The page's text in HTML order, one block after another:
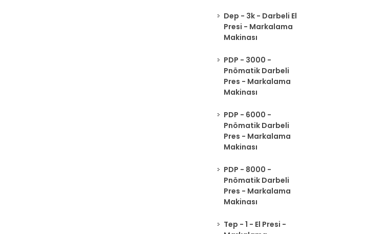
Dep - 3k - Darbeli El
Presi - Markalama
Makinası
PDP - 3000 -
Pnömatik Darbeli
Pres - Markalama
Makinası
PDP - 6000 -
Pnömatik Darbeli
Pres - Markalama
Makinası
PDP - 8000 -
Pnömatik Darbeli
Pres - Markalama
Makinası
Tep - 1 - El Presi -